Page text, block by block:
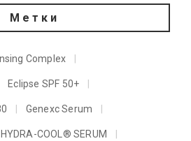
Метки
Complex
Eclipse SPF 50+
Genexc Serum
HYDRA-COOL® SERUM